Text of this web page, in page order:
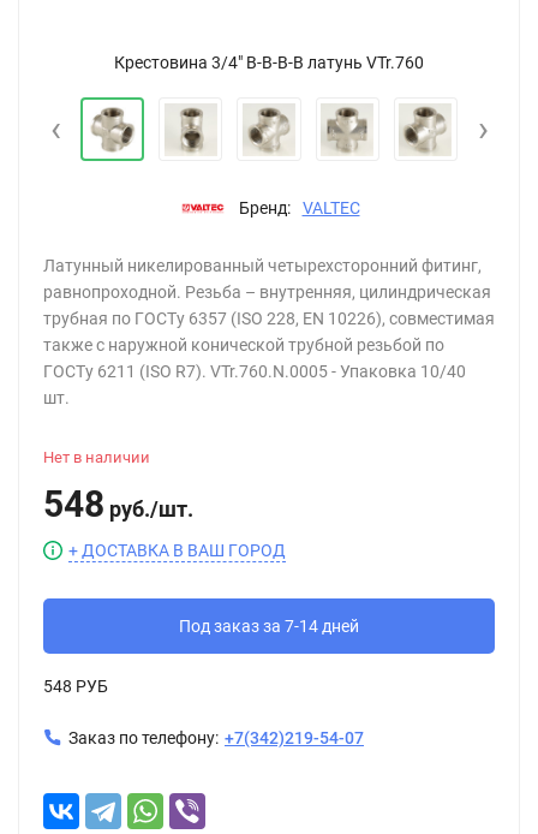
Крестовина 3/4" В-В-В-В латунь VTr.760
‹ ›
Бренд: VALTEC
Латунный никелированный четырехсторонний фитинг,
равнопроходной. Резьба – внутренняя, цилиндрическая
трубная по ГОСТу 6357 (ISO 228, EN 10226), совместимая
также с наружной конической трубной резьбой по
ГОСТу 6211 (ISO R7). VTr.760.N.0005 - Упаковка 10/40
шт.
Нет в наличии
548 руб./шт.
+ ДОСТАВКА В ВАШ ГОРОД
Под заказ за 7-14 дней
548 РУБ
Заказ по телефону: +7(342)219-54-07